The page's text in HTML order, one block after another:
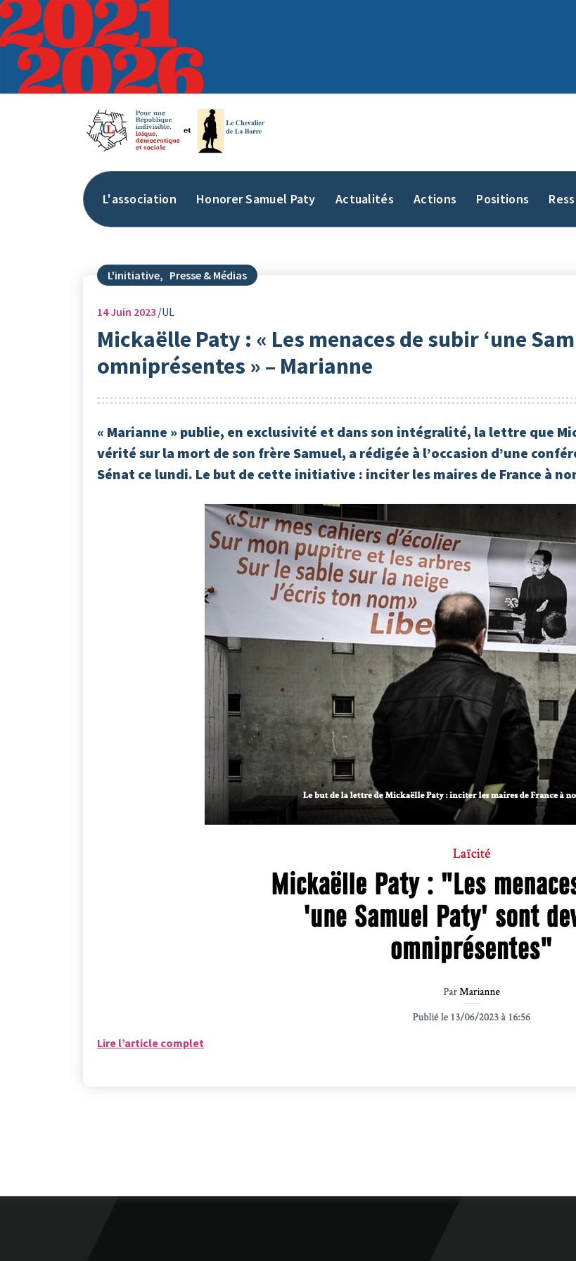
Aller
au
contenu
L'association Honorer Samuel Paty Actualités Actions Positions
L'initiative, Presse & Médias
14Juin 2023 UL
Mickaëlle Paty : « Les menaces de subir ‘une
omniprésentes » – Marianne
« Marianne » publie, en exclusivité et dans son intégralité, la lettre que
vérité sur la mort de son frère Samuel, a rédigée à l’occasion d’une
Sénat ce lundi. Le but de cette initiative : inciter les maires de France à
Lire l’article complet